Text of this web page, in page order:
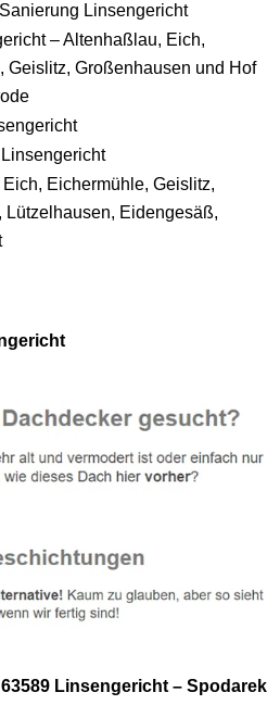
Linsengericht
– Altenhaßlau, Eich,
Geislitz, Großenhausen und Hof
Eichermühle, Geislitz,
Eidengesäß,
Linsengericht – Spodarek